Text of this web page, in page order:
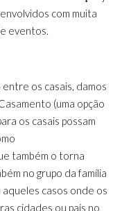
com muita
eventos.
os casais, damos
(uma opção
os casais possam
também o torna
no grupo da família
aqueles casos onde os
cidades ou país no